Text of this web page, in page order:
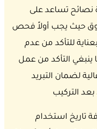
نصائح تساعد على
حيث يجب أولاً فحص
للتأكد من عدم
ينبغي التأكد من عمل
لضمان التبريد
التركيب
تاريخ استخدام